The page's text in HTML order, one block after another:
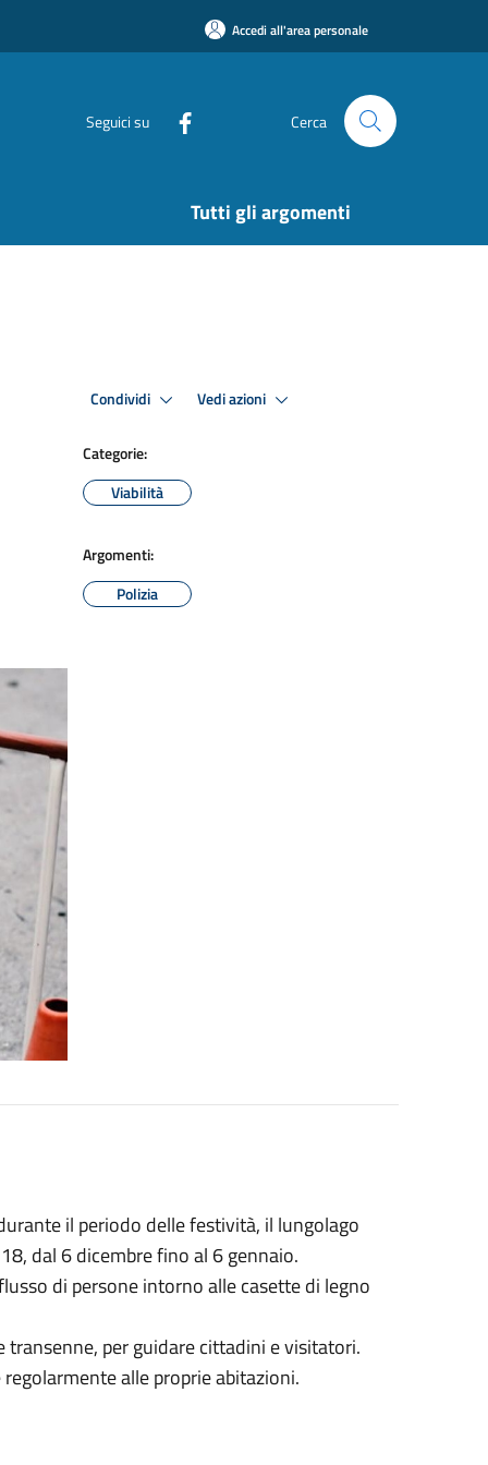
Accedi all'area personale
Seguici su Cerca
Tutti gli argomenti
Condividi Vedi azioni
Categorie:
Viabilità
Argomenti:
Polizia
il periodo delle festività, il lungolago
dal 6 dicembre fino al 6 gennaio.
di persone intorno alle casette di legno
per guidare cittadini e visitatori.
alle proprie abitazioni.